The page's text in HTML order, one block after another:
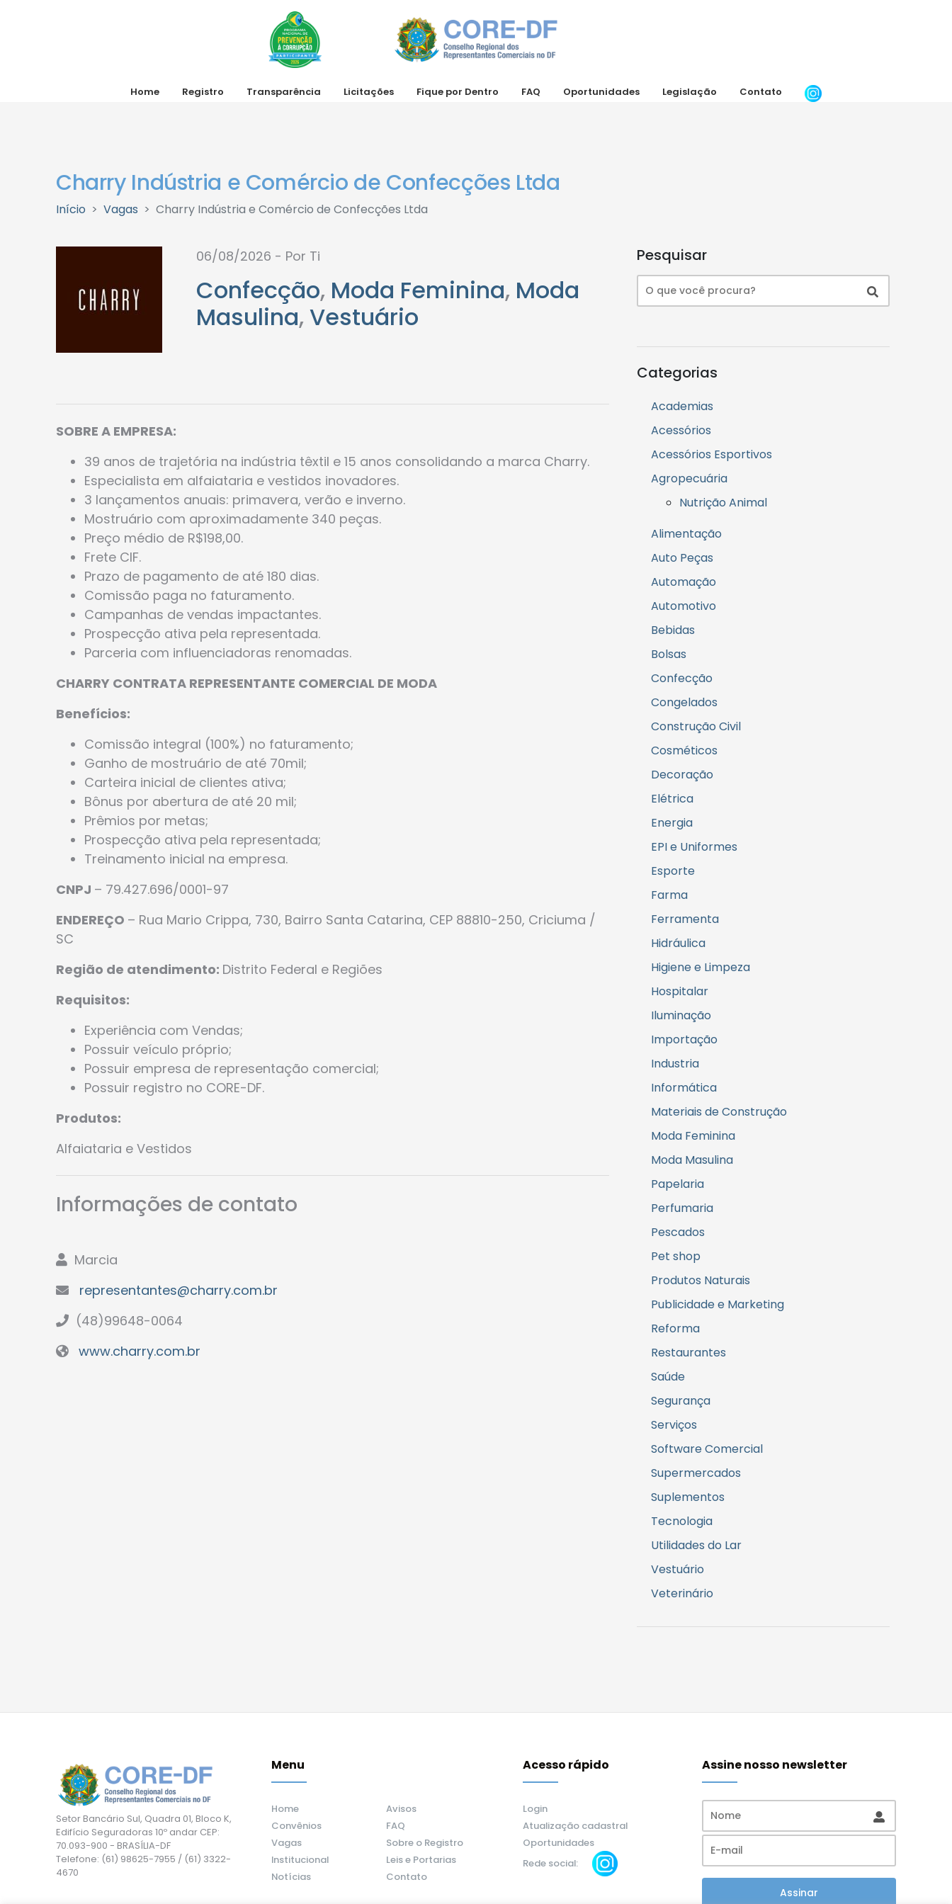
Home Registro Transparência Licitações Fique por Dentro FAQ Oportunidades Legislação Contato
Charry Indústria e Comércio de Confecções Ltda
Início Vagas Charry Indústria e Comércio de Confecções Ltda
06/08/2026 - Por Ti
Confecção, Moda Feminina, Moda
Masulina, Vestuário
SOBRE A EMPRESA:
39 anos de trajetória na indústria têxtil e 15 anos consolidando a marca Charry.
Especialista em alfaiataria e vestidos inovadores.
3 lançamentos anuais: primavera, verão e inverno.
Mostruário com aproximadamente 340 peças.
Preço médio de R$198,00.
Frete CIF.
Prazo de pagamento de até 180 dias.
Comissão paga no faturamento.
Campanhas de vendas impactantes.
Prospecção ativa pela representada.
Parceria com influenciadoras renomadas.
CHARRY CONTRATA REPRESENTANTE COMERCIAL DE MODA
Benefícios:
Comissão integral (100%) no faturamento;
Ganho de mostruário de até 70mil;
Carteira inicial de clientes ativa;
Bônus por abertura de até 20 mil;
Prêmios por metas;
Prospecção ativa pela representada;
Treinamento inicial na empresa.
CNPJ – 79.427.696/0001-97
ENDEREÇO – Rua Mario Crippa, 730, Bairro Santa Catarina, CEP 88810-250, Criciuma /
SC
Região de atendimento: Distrito Federal e Regiões
Requisitos:
Experiência com Vendas;
Possuir veículo próprio;
Possuir empresa de representação comercial;
Possuir registro no CORE-DF.
Produtos:
Alfaiataria e Vestidos
Informações de contato
Marcia
representantes@charry.com.br
(48)99648-0064
www.charry.com.br
Pesquisar
Categorias
Academias
Acessórios
Acessórios Esportivos
Agropecuária
Nutrição Animal
Alimentação
Auto Peças
Automação
Automotivo
Bebidas
Bolsas
Confecção
Congelados
Construção Civil
Cosméticos
Decoração
Elétrica
Energia
EPI e Uniformes
Esporte
Farma
Ferramenta
Hidráulica
Higiene e Limpeza
Hospitalar
Iluminação
Importação
Industria
Informática
Materiais de Construção
Moda Feminina
Moda Masulina
Papelaria
Perfumaria
Pescados
Pet shop
Produtos Naturais
Publicidade e Marketing
Reforma
Restaurantes
Saúde
Segurança
Serviços
Software Comercial
Supermercados
Suplementos
Tecnologia
Utilidades do Lar
Vestuário
Veterinário
Setor Bancário Sul, Quadra 01, Bloco K,
Edifício Seguradoras 10º andar CEP:
70.093-900 - BRASÍLIA-DF
Telefone: (61) 98625-7955 / (61) 3322-
4670
Menu
Home
Avisos
Convênios
FAQ
Vagas
Sobre o Registro
Institucional
Leis e Portarias
Notícias
Contato
Acesso rápido
Login
Atualização cadastral
Oportunidades
Rede social:
Assine nosso newsletter
Assinar